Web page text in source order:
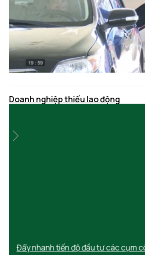
Doanh nghiệp thiếu lao động
Thu hút đầu tư vào các cụm công
Đẩy nhanh tiến độ đầu tư các cụm